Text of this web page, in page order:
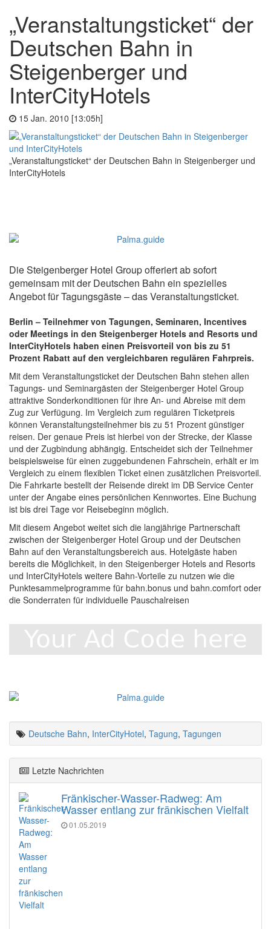
„Veranstaltungsticket“ der
Deutschen Bahn in
Steigenberger und
InterCityHotels
15 Jan. 2010 [13:05h]
„Veranstaltungsticket“ der Deutschen Bahn in Steigenberger und
InterCityHotels
Die Steigenberger Hotel Group offeriert ab sofort
gemeinsam mit der Deutschen Bahn ein spezielles
Angebot für Tagungsgäste – das Veranstaltungsticket.
Berlin – Teilnehmer von Tagungen, Seminaren, Incentives
oder Meetings in den Steigenberger Hotels and Resorts und
InterCityHotels haben einen Preisvorteil von bis zu 51
Prozent Rabatt auf den vergleichbaren regulären Fahrpreis.
Mit dem Veranstaltungsticket der Deutschen Bahn stehen allen
Tagungs- und Seminargästen der Steigenberger Hotel Group
attraktive Sonderkonditionen für ihre An- und Abreise mit dem
Zug zur Verfügung. Im Vergleich zum regulären Ticketpreis
können Veranstaltungsteilnehmer bis zu 51 Prozent günstiger
reisen. Der genaue Preis ist hierbei von der Strecke, der Klasse
und der Zugbindung abhängig. Entscheidet sich der Teilnehmer
beispielsweise für einen zuggebundenen Fahrschein, erhält er im
Vergleich zu einem flexiblen Ticket einen zusätzlichen Preisvorteil.
Die Fahrkarte bestellt der Reisende direkt im DB Service Center
unter der Angabe eines persönlichen Kennwortes. Eine Buchung
ist bis drei Tage vor Reisebeginn möglich.
Mit diesem Angebot weitet sich die langjährige Partnerschaft
zwischen der Steigenberger Hotel Group und der Deutschen
Bahn auf den Veranstaltungsbereich aus. Hotelgäste haben
bereits die Möglichkeit, in den Steigenberger Hotels and Resorts
und InterCityHotels weitere Bahn-Vorteile zu nutzen wie die
Punktesammelprogramme für bahn.bonus und bahn.comfort oder
die Sonderraten für individuelle Pauschalreisen
Deutsche Bahn, InterCityHotel, Tagung, Tagungen
Letzte Nachrichten
Fränkischer-Wasser-Radweg: Am
Wasser entlang zur fränkischen Vielfalt
01.05.2019